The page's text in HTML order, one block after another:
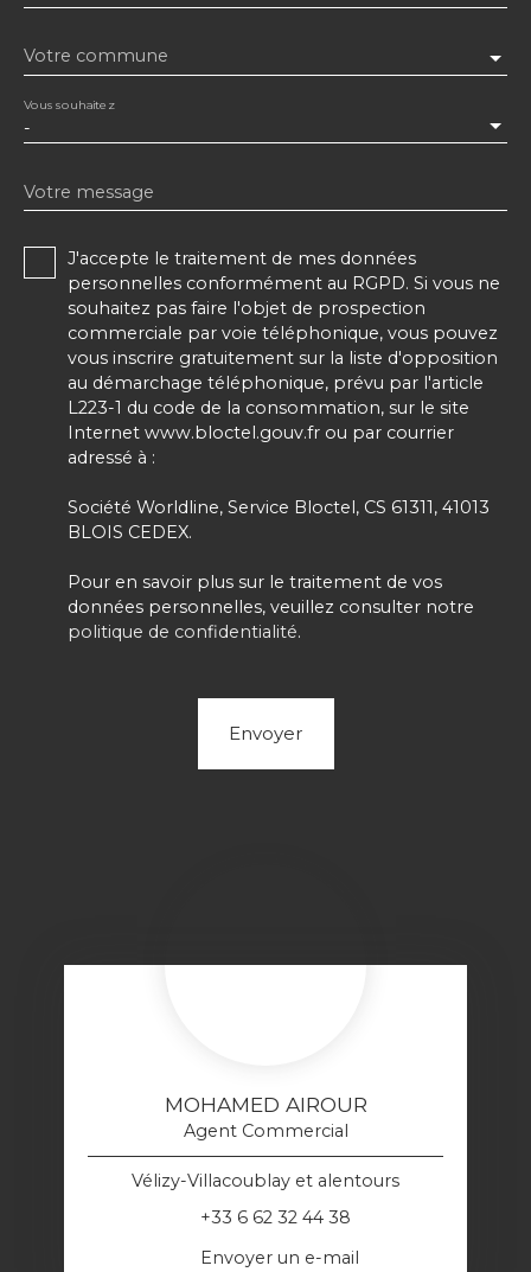
Votre commune
-
Vous souhaitez
Votre message
J'accepte le traitement de mes données
personnelles conformément au RGPD. Si vous ne
souhaitez pas faire l'objet de prospection
commerciale par voie téléphonique, vous pouvez
vous inscrire gratuitement sur la liste d'opposition
au démarchage téléphonique, prévu par l'article
L223-1 du code de la consommation, sur le site
Internet www.bloctel.gouv.fr ou par courrier
adressé à :
Société Worldline, Service Bloctel, CS 61311, 41013
BLOIS CEDEX.
Pour en savoir plus sur le traitement de vos
données personnelles, veuillez consulter notre
politique de confidentialité.
Envoyer
MOHAMED AIROUR
Agent Commercial
Vélizy-Villacoublay et alentours
+33 6 62 32 44 38
Envoyer un e-mail